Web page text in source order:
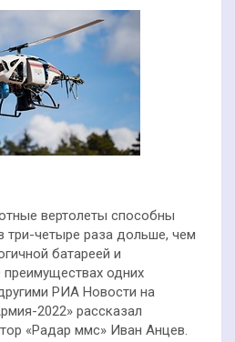
вертолеты способны
три-четыре раза дольше, чем
батареей и
одних
РИА Новости на
2022» рассказал
«Радар ммс» Иван Анцев.